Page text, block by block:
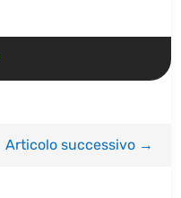
Articolo successivo→